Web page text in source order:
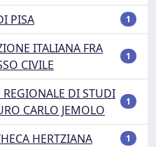
PISA 1
ITALIANA FRA
CIVILE
1
DI STUDI
CARLO JEMOLO
1
HERTZIANA 1